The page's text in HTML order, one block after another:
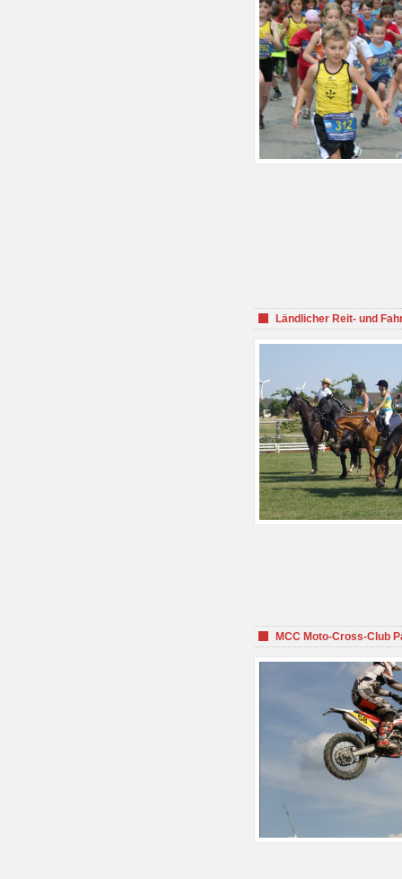
Ländlicher Reit- und
MCC Moto-Cross-Club